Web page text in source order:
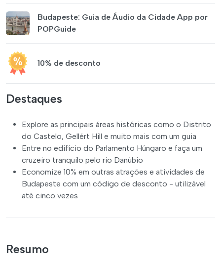
Budapeste: Guia de Áudio da Cidade App por
POPGuide
10% de desconto
Destaques
Explore as principais áreas históricas como o Distrito
do Castelo, Gellért Hill e muito mais com um guia
Entre no edifício do Parlamento Húngaro e faça um
cruzeiro tranquilo pelo rio Danúbio
Economize 10% em outras atrações e atividades de
Budapeste com um código de desconto - utilizável
até cinco vezes
Resumo